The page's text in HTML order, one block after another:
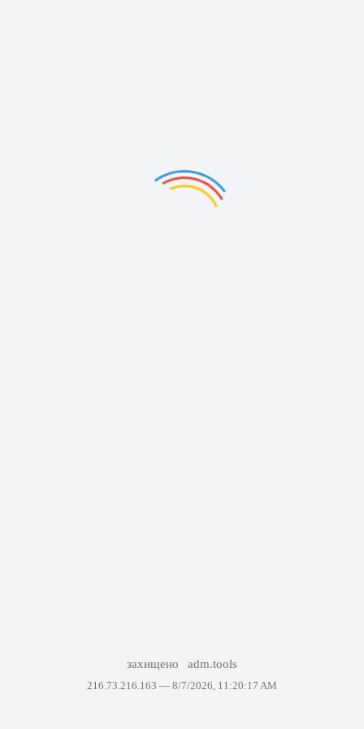
захищено adm.tools
216.73.216.163 — 8/7/2026, 11:20:17 AM